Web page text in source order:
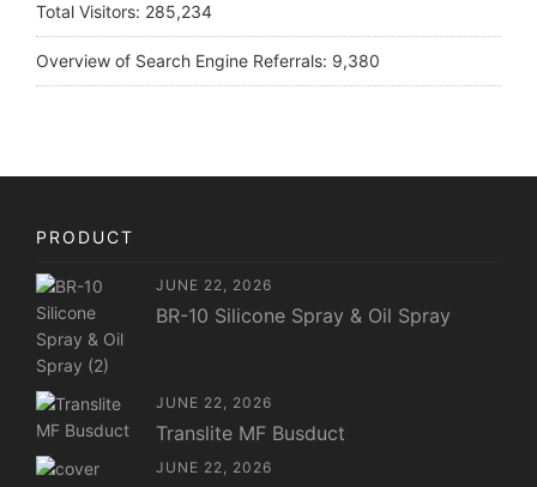
Total Visitors: 285,234
Overview of Search Engine Referrals: 9,380
PRODUCT
JUNE 22, 2026
BR-10 Silicone Spray & Oil Spray
JUNE 22, 2026
Translite MF Busduct
JUNE 22, 2026